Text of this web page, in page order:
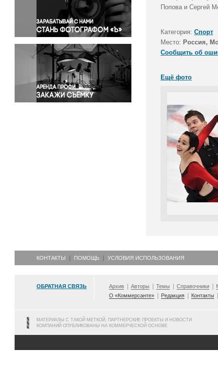
Правосудие
Происшествия и конфликты
Религия
Светская жизнь
Спорт
Экология
Экономика и бизнес
Попова и Сергей
Категория: Спорт
Место: Россия,
Сообщить об
Ещё фото
КОНТАКТЫ ПОМОЩЬ УСЛОВИЯ ИСПОЛЬЗОВАНИЯ
ОБРАТНАЯ СВЯЗЬ Архив Авторы Темы Справочники
О «Коммерсанте»
Редакция Контакты
МАТЕРИАЛЫ С ТАКОЙ МЕТКОЙ, ПАРТНЕРСКИЕ ПРОЕКТЫ И НОВОСТИ
КОМПАНИЙ ОПУБЛИКОВАНЫ НА КОММЕРЧЕСКОЙ ОСНОВЕ